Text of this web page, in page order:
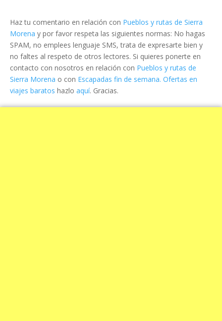
Haz tu comentario en relación con Pueblos y rutas de Sierra
Morena y por favor respeta las siguientes normas: No hagas
SPAM, no emplees lenguaje SMS, trata de expresarte bien y
no faltes al respeto de otros lectores. Si quieres ponerte en
contacto con nosotros en relación con Pueblos y rutas de
Sierra Morena o con Escapadas fin de semana. Ofertas en
viajes baratos hazlo aquí. Gracias.